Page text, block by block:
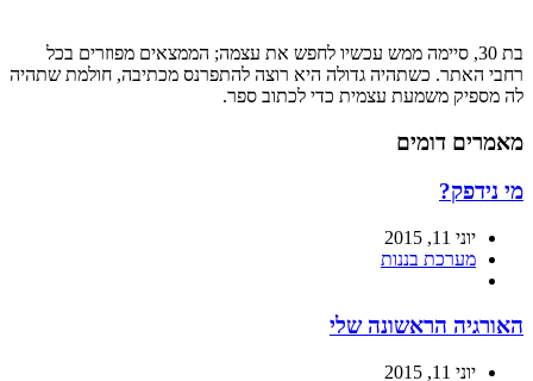
בת 30, סיימה ממש עכשיו לחפש את עצמה; הממצאים מפוזרים בכל
רחבי האתר. כשתהיה גדולה היא רוצה להתפרנס מכתיבה, חולמת שתהיה
לה מספיק משמעת עצמית כדי לכתוב ספר.
מאמרים דומים
מי נידפק?
יוני 11, 2015
מערכת בננות
האורגיה הראשונה שלי
יוני 11, 2015